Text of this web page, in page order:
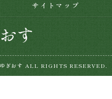
サイトマップ
ぎおす ALL RIGHTS RESERVED.